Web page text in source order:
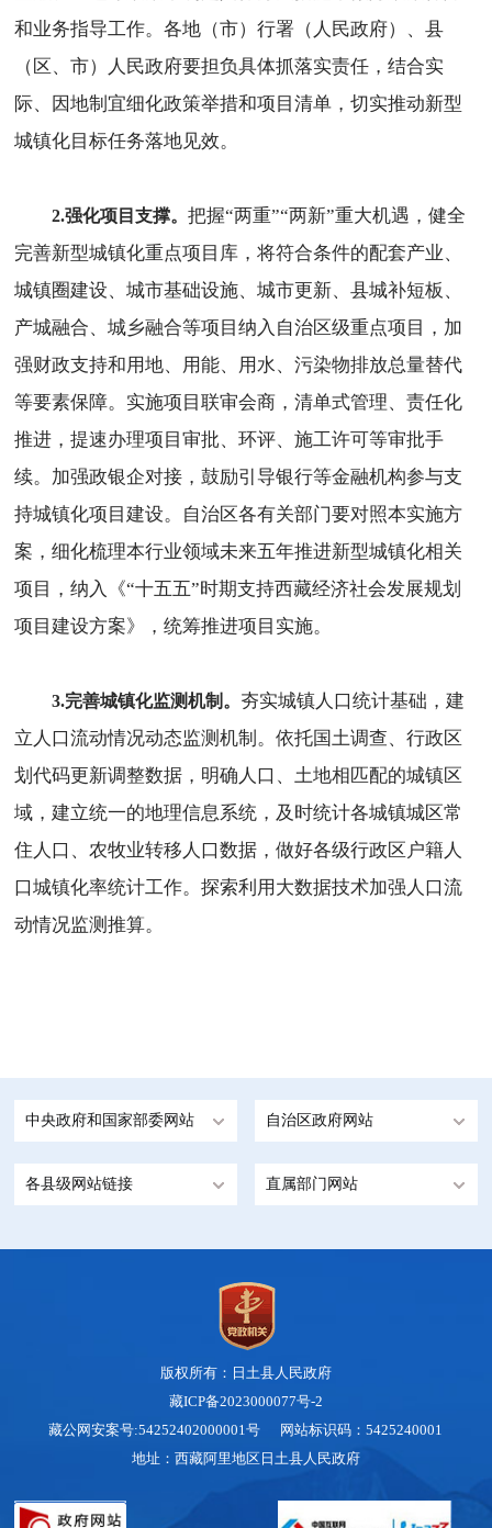
和业务指导工作。各地（市）行署（人民政府）、县
（区、市）人民政府要担负具体抓落实责任，结合实
际、因地制宜细化政策举措和项目清单，切实推动新型
城镇化目标任务落地见效。
2.强化项目支撑。把握“两重”“两新”重大机遇，健全
完善新型城镇化重点项目库，将符合条件的配套产业、
城镇圈建设、城市基础设施、城市更新、县城补短板、
产城融合、城乡融合等项目纳入自治区级重点项目，加
强财政支持和用地、用能、用水、污染物排放总量替代
等要素保障。实施项目联审会商，清单式管理、责任化
推进，提速办理项目审批、环评、施工许可等审批手
续。加强政银企对接，鼓励引导银行等金融机构参与支
持城镇化项目建设。自治区各有关部门要对照本实施方
案，细化梳理本行业领域未来五年推进新型城镇化相关
项目，纳入《“十五五”时期支持西藏经济社会发展规划
项目建设方案》，统筹推进项目实施。
3.完善城镇化监测机制。 夯实城镇人口统计基础，建
立人口流动情况动态监测机制。依托国土调查、行政区
划代码更新调整数据，明确人口、土地相匹配的城镇区
域，建立统一的地理信息系统，及时统计各城镇城区常
住人口、农牧业转移人口数据，做好各级行政区户籍人
口城镇化率统计工作。探索利用大数据技术加强人口流
动情况监测推算。
中央政府和国家部委网站 自治区政府网站
各县级网站链接 直属部门网站
版权所有：日土县人民政府
藏ICP备2023000077号-2
藏公网安案号:54252402000001号 网站标识码：5425240001
地址：西藏阿里地区日土县人民政府